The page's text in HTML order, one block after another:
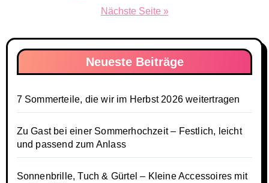
Beiträge
Nächste Seite »
Neueste Beiträge
7 Sommerteile, die wir im Herbst 2026 weitertragen
Zu Gast bei einer Sommerhochzeit – Festlich, leicht
und passend zum Anlass
Sonnenbrille, Tuch & Gürtel – Kleine Accessoires mit